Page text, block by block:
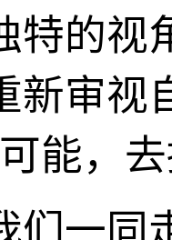
特的视
新审视
能，
们一同